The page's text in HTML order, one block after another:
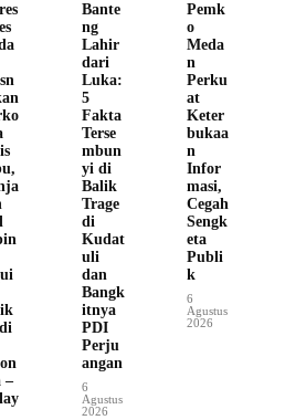
–
Bante
ng
Lahir
dari
Luka:
5
Fakta
Terse
mbun
yi di
Balik
Trage
di
Kudat
uli
dan
Bangk
itnya
PDI
Perju
angan
6
Agustus
2026
Pemk
o
Meda
n
Perku
at
Keter
bukaa
n
Infor
masi,
Cegah
Sengk
eta
Publi
k
6
Agustus
2026